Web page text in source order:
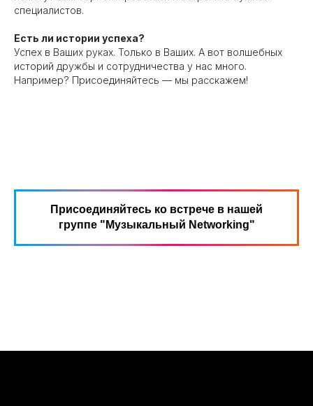
специалистов.
Есть ли истории успеха?
Успех в Ваших руках. Только в Ваших. А вот волшебных
историй дружбы и сотрудничества у нас много.
Например? Присоединяйтесь — мы расскажем!
Присоединяйтесь ко встрече в нашей
группе "Музыкальный Networking"